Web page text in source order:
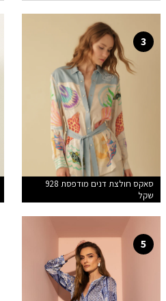
סאקס חולצת דנים מודפסת 928
שקל
3
5